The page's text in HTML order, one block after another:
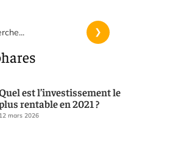
est l’investissement le
rentable en 2021 ?
12 mars 2026